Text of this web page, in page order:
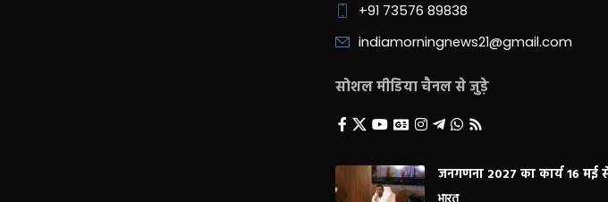
+91 73576 89838
indiamorningnews21@gmail.com
सोशल मीडिया चैनल से जुड़े
जनगणना 2027 का कार्य 16 मई